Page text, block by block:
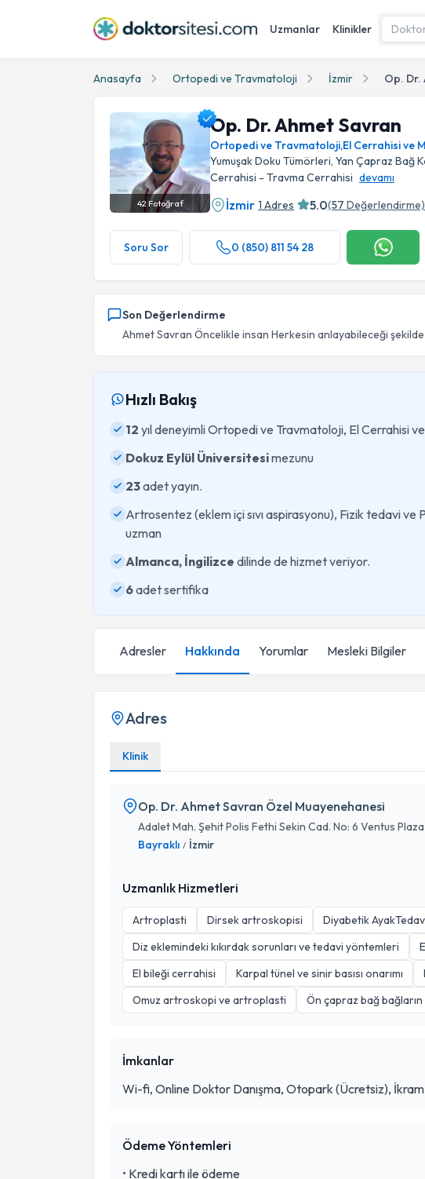
Uzmanlar Klinikler
Anasayfa Ortopedi ve Travmatoloji İzmir Op. Dr.
42Fotoğraf
Op. Dr. Ahmet Savran
Ortopedi ve Travmatoloji,El Cerrahisi ve
Yumuşak Doku Tümörleri, Yan Çapraz Bağ
Cerrahisi - Travma Cerrahisi devamı
İzmir 1 Adres 5.0(57 Değerlendirme)
Soru Sor 0 (850) 811 54 28
Son Değerlendirme
Ahmet Savran Öncelikle insan Herkesin anlayabileceği
Hızlı Bakış
12 yıl deneyimli Ortopedi ve Travmatoloji, El Cerrahisi
Dokuz Eylül Üniversitesimezunu
23adet yayın.
Artrosentez (eklem içi sıvı aspirasyonu), Fizik tedavi ve
uzman
Almanca, İngilizce dilinde de hizmet veriyor.
6adet sertifika
Adresler Hakkında Yorumlar Mesleki Bilgiler
Adres
Klinik
Op. Dr. Ahmet Savran Özel Muayenehanesi
Adalet Mah. Şehit Polis Fethi Sekin Cad. No: 6 Ventus
Bayraklı / İzmir
Uzmanlık Hizmetleri
Artroplasti Dirsek artroskopisi
Diyabetik
Diz eklemindeki kıkırdak sorunları ve tedavi yöntemleri
El bileği cerrahisi
Karpal tünel ve sinir basısı onarımı
Omuz artroskopi ve artroplasti
Ön çapraz bağ bağların
İmkanlar
Wi-fi, Online Doktor Danışma, Otopark (Ücretsiz), İkram
Ödeme Yöntemleri
• Kredi kartı ile ödeme